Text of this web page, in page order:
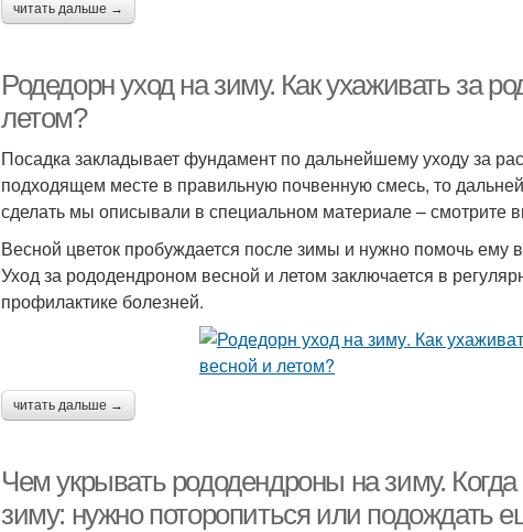
читать дальше →
Родедорн уход на зиму. Как ухаживать за
летом?
Посадка закладывает фундамент по дальнейшему уходу за
подходящем месте в правильную почвенную смесь, то
сделать мы описывали в специальном материале – смотрите
Весной цветок пробуждается после зимы и нужно помочь ему
Уход за рододендроном весной и летом заключается в
профилактике болезней.
читать дальше →
Чем укрывать рододендроны на зиму.
зиму: нужно поторопиться или подождать